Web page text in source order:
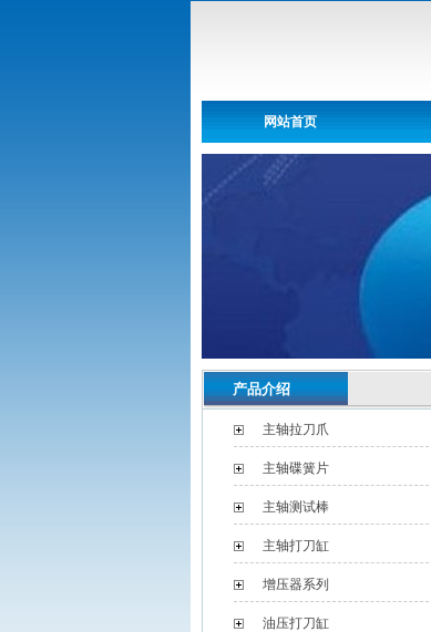
网站首页
产品介绍
主轴拉刀爪
主轴碟簧片
主轴测试棒
主轴打刀缸
增压器系列
油压打刀缸